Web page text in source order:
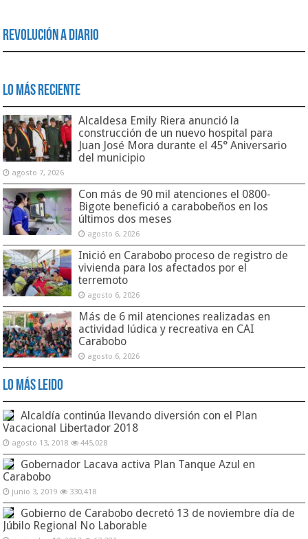
Revolución a Diario
Lo Más Reciente
Alcaldesa Emily Riera anunció la
construcción de un nuevo hospital para
Juan José Mora durante el 45° Aniversario
del municipio
agosto 7, 2026
Con más de 90 mil atenciones el 0800-
Bigote benefició a carabobeños en los
últimos dos meses
agosto 6, 2026
Inició en Carabobo proceso de registro de
vivienda para los afectados por el
terremoto
agosto 6, 2026
Más de 6 mil atenciones realizadas en
actividad lúdica y recreativa en CAI
Carabobo
agosto 6, 2026
Lo Más Leido
Alcaldía continúa llevando diversión con el Plan
Vacacional Libertador 2018
agosto 13, 2018 445,028
Gobernador Lacava activa Plan Tanque Azul en
Carabobo
junio 3, 2019 330,418
Gobierno de Carabobo decretó 13 de noviembre día de
Júbilo Regional No Laborable